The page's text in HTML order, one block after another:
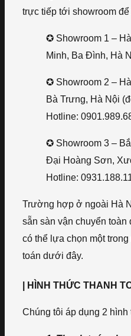
trực tiếp tới showroom
✪ Showroom 1 –
Minh, Ba Đình, Hà
✪ Showroom 2 –
Bà Trưng, Hà Nội
Hotline:
✪ Showroom 3 –
Đại Hoàng Sơn,
Hotline:
Trường hợp ở ngoài Hà
sẵn sàn vận chuyển toàn
có thể lựa chọn một
toán dưới đây.
| HÌNH THỨC THANH
Chúng tôi áp dụng 2 hình